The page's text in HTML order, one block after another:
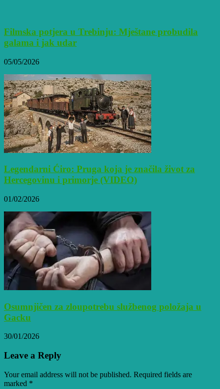
Filmska potjera u Trebinju: Mještane probudila
galama i jak udar
05/05/2026
Legendarni Ćiro: Pruga koja je značila život za
Hercegovinu i primorje (VIDEO)
01/02/2026
Osumnjičen za zloupotrebu službenog položaja u
Gacku
30/01/2026
Leave a Reply
Your email address will not be published. Required fields are
marked *